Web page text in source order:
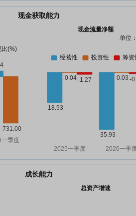
现金获取能力
现金流量净额
单位
成长能力
总资产增速